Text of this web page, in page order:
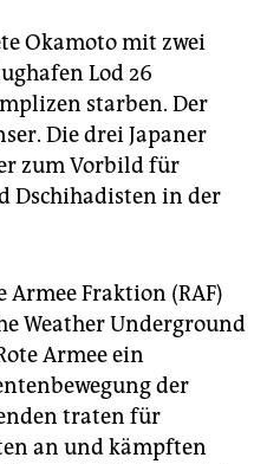
Okamoto mit zwei
Lod 26
starben. Der
Die drei Japaner
zum Vorbild für
Dschihadisten in der
Armee Fraktion (RAF)
Weather Underground
Armee ein
der
traten für
an und kämpften